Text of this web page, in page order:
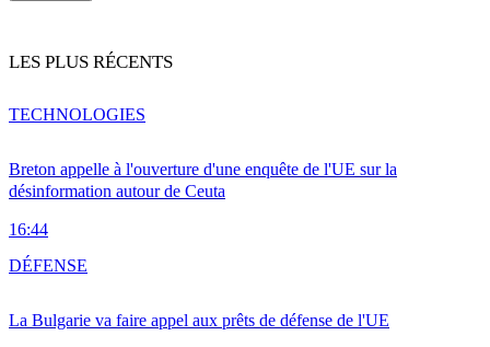
LES PLUS RÉCENTS
Breton appelle à l'ouverture d'une enquête de l'UE sur la
désinformation autour de Ceuta
16:44
TECHNOLOGIES
La Bulgarie va faire appel aux prêts de défense de l'UE
DÉFENSE